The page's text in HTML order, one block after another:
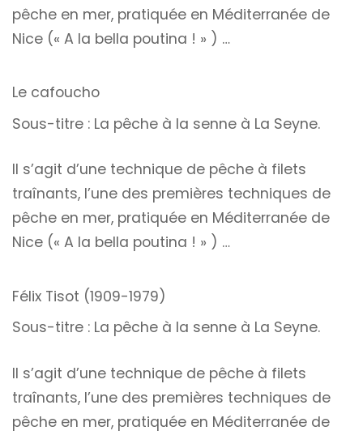
pêche en mer, pratiquée en Méditerranée de
Nice (« A la bella poutina ! » ) …
Le cafoucho
Sous-titre : La pêche à la senne à La Seyne.
Il s’agit d’une technique de pêche à filets
traînants, l’une des premières techniques de
pêche en mer, pratiquée en Méditerranée de
Nice (« A la bella poutina ! » ) …
Félix Tisot (1909-1979)
Sous-titre : La pêche à la senne à La Seyne.
Il s’agit d’une technique de pêche à filets
traînants, l’une des premières techniques de
pêche en mer, pratiquée en Méditerranée de